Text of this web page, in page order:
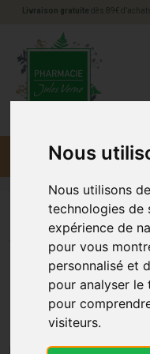
Nous
Nous utilisons
technologies de
expérience de
pour vous
personnalisé et
pour analyser
pour
visiteurs.
Livraison gratuite dès 89€
Menu
Pharmacie-
Découvrez